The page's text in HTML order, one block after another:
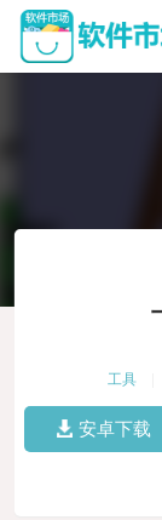
工具
安卓下载